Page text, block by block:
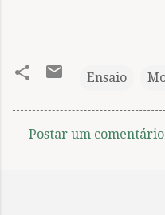
Ensaio
Postar um comentário